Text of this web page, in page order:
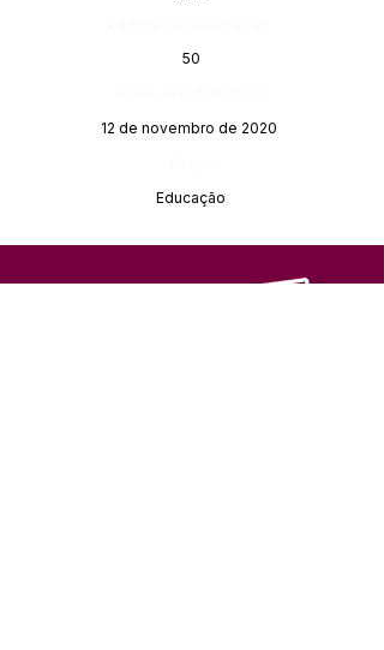
50
12 de novembro de 2020
Educação